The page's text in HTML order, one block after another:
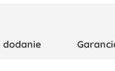
dodanie